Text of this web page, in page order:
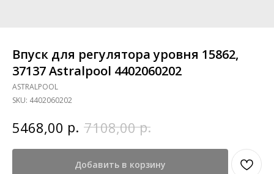
Впуск для регулятора уровня 15862,
37137 Astralpool 4402060202
ASTRALPOOL
SKU: 4402060202
5468,00 р. 7108,00 р.
Добавить в корзину